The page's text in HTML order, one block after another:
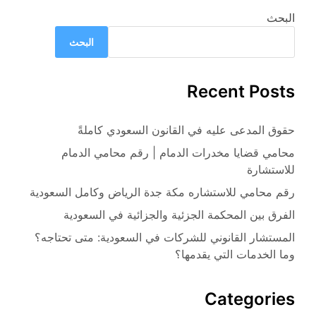
البحث
البحث
Recent Posts
حقوق المدعى عليه في القانون السعودي كاملةً
محامي قضايا مخدرات الدمام | رقم محامي الدمام
للاستشارة
رقم محامي للاستشاره مكة جدة الرياض وكامل السعودية
الفرق بين المحكمة الجزئية والجزائية في السعودية
المستشار القانوني للشركات في السعودية: متى تحتاجه؟
وما الخدمات التي يقدمها؟
Categories